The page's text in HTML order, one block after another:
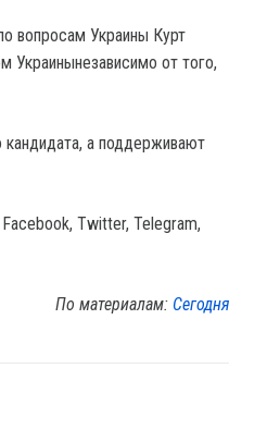
вопросам Украины Курт
Украинынезависимо от того,
а поддерживают
Twitter, Telegram,
По материалам: Сегодня